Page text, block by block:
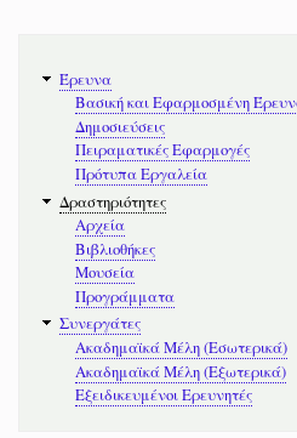
Σύνδεσμοι
Έρευνα
Βασική και Εφαρμοσμένη
Δημοσιεύσεις
Πειραματικές Εφαρμογές
Πρότυπα Εργαλεία
Δραστηριότητες
Αρχεία
Βιβλιοθήκες
Μουσεία
Προγράμματα
Συνεργάτες
Ακαδημαϊκά Μέλη (Εσωτερικά)
Ακαδημαϊκά Μέλη (Εξωτερικά)
Εξειδικευμένοι Ερευνητές